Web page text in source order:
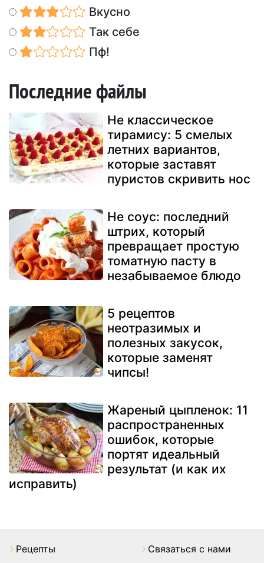
Вкусно
Так себе
Пф!
Последние файлы
Не классическое
тирамису: 5 смелых
летних вариантов,
которые заставят
пуристов скривить нос
Не соус: последний
штрих, который
превращает простую
томатную пасту в
незабываемое блюдо
5 рецептов
неотразимых и
полезных закусок,
которые заменят
чипсы!
Жареный цыпленок: 11
распространенных
ошибок, которые
портят идеальный
результат (и как их
исправить)
Pецепты Связаться с нами